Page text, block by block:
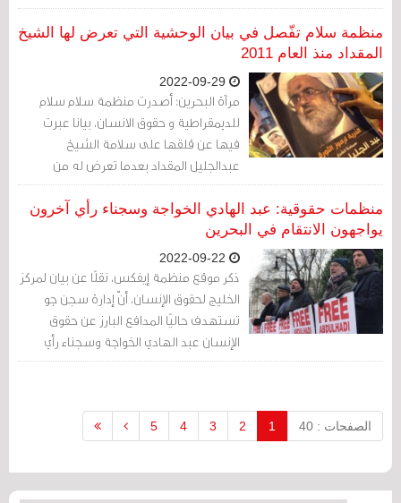
قضية إذلال سجين الرأي الشيخ عبد الجليل
المقداد والاعتداء عليه وحرمانه المتعمد من
منظمة سلام تفّصل في بيان الوحشية التي تعرض لها الشيخ
المقداد منذ العام 2011
مرآة البحرين: أصدرت منظمة سلام سلام
للديمقراطية و حقوق الانسان، بيانا عبرت
فيها عن قلقها على سلامة الشيخ
عبدالجليل المقداد بعدما تعرض له من
محاولة اعتداء عليه من قلب شرطة سجن
جو المركزي، وعددت المنظمة جانبا من
التعذيب والاهانات البالغة التي تعرض لها
المقداد منذ اعتقاله في العام 2011.
منظمات حقوقية: عبد الهادي الخواجة وسجناء رأي آخرون
يواجهون الانتقام في البحرين
ذكر موقع منظمة إيفكس، نقلًا عن بيان لمركز
الخليج لحقوق الإنسان، أنّ إدارة سجن جو
تستهدف حاليًا المدافع البارز عن حقوق
الإنسان عبد الهادي الخواجة وسجناء رأي
آخرين في البحرين بأعمال انتقامية، وفقًا
الصفحات : 40 1
2
3
4
5